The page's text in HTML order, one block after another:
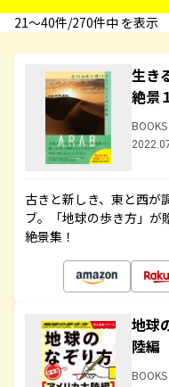
21〜40件/270件中 を表示
生き
絶景
古きと新しき、東と西が
ブ。「地球の歩き方」が
絶景集！
地球
陸編